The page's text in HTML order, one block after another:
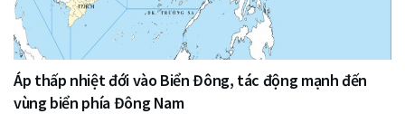
Áp thấp nhiệt đới vào Biển Đông, tác động mạnh đến
vùng biển phía Đông Nam